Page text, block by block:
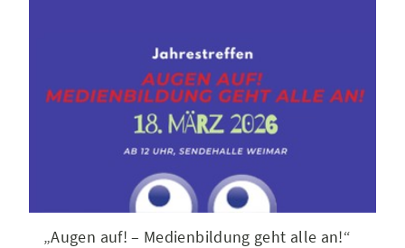
„Augen auf! – Medienbildung geht alle an!“